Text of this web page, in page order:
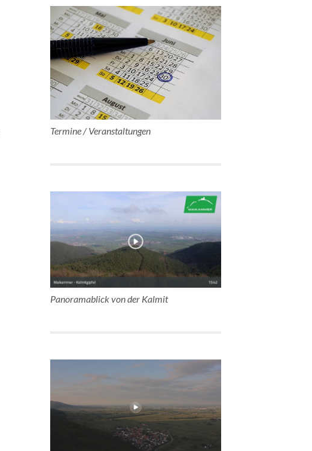
Termine / Veranstaltungen
Panoramablick von der Kalmit